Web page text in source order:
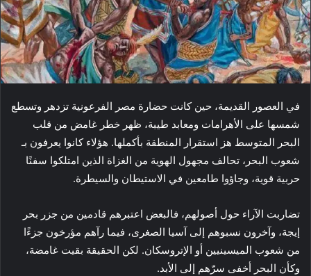
في العصور القديمة، حين كانت حضارة مصر الفرعونية تزدهر وتسطع
شمسها على الأهرامات ومعابد طيبة، ظهر خطر غامض من قلب
البحر المتوسط هز استقرار المنطقة بأكملها. هؤلاء كانوا يعرفون بـ
شعوب البحر، تحالف مجهول الهوية من الغزاة الذين امتلكوا سفنًا
حربية قوية، وجاؤوا طامعين في الاستيطان والسيطرة.
تضاربت الآراء حول أصولهم، فالبعض اعتبرهم قادمين من جزر بحر
إيجة، وآخرون نسبوهم إلى آسيا الصغرى، فيما رآهم مؤرخون جزءًا
من شعوب الميسينيين أو الإتروسكان. لكن الحقيقة بقيت غامضة،
وكأن البحر أخفى سرّهم إلى الأبد.